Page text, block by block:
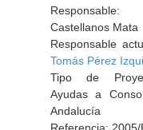
Castellanos Mata
Responsable
Tomás Pérez
Tipo de
Ayudas a
Andalucía